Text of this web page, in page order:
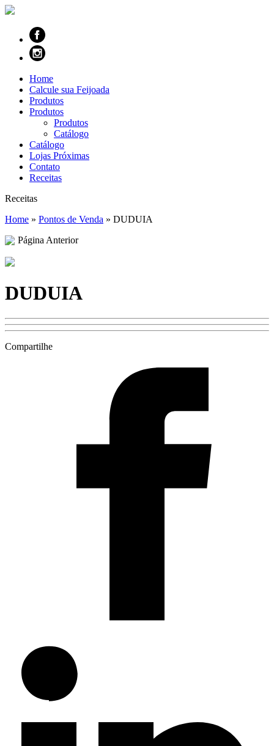
Home
Calcule sua Feijoada
Produtos
Produtos
Produtos
Catálogo
Catálogo
Lojas Próximas
Contato
Receitas
Receitas
Home » Pontos de Venda » DUDUIA
Página Anterior
DUDUIA
Compartilhe